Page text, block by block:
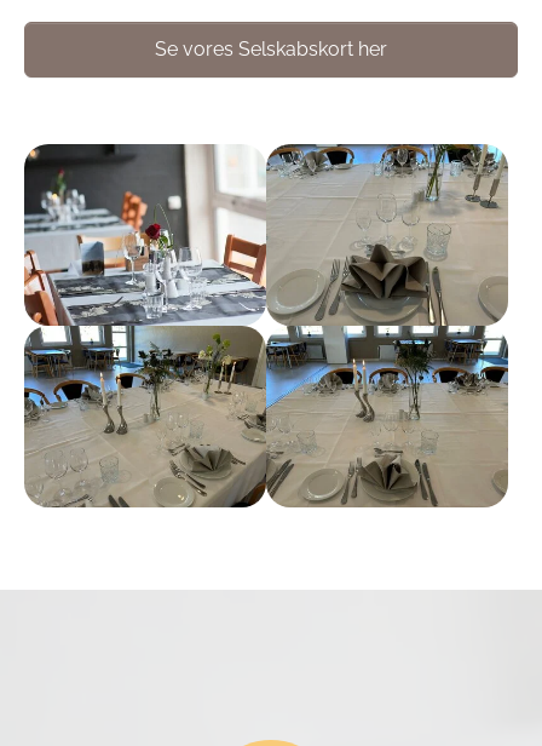
Se vores Selskabskort her
Show larger version Show larger version
Show larger version Show larger version